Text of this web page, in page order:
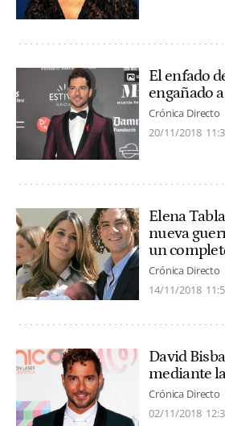
El enfado
engañado
Crónica Directo
20/11/2018
Elena
nueva
un
Crónica Directo
14/11/2018
David
mediante
Crónica Directo
02/11/2018